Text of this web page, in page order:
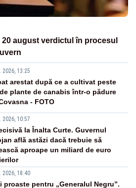
20 august verdictul în procesul
2026, 13:25
arestat după ce a cultivat peste
plante de canabis într-o pădure
- FOTO
2026, 10:57
la Înalta Curte. Guvernul
află astăzi dacă trebuie să
aproape un miliard de euro
2026, 18:40
proaste pentru „Generalul Negru”.